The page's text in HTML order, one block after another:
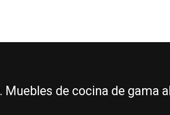
Muebles de cocina de gama